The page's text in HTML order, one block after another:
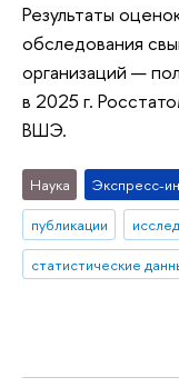
Результаты
обследования
организаций —
в 2025 г.
ВШЭ.
Наука Экспресс-
публикации
статистические